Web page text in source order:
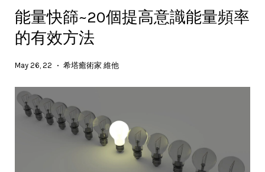
能量快篩~20個提高意識能量頻率
的有效方法
May 26, 22 • 希塔癒術家 維他